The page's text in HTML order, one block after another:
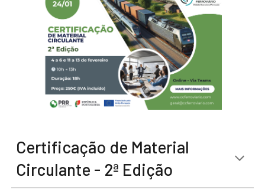
Certificação de Material
Circulante - 2ª Edição